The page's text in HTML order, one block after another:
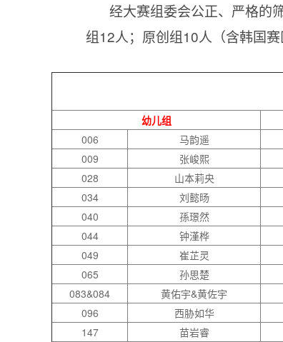
经大赛组委会公正、严格的
组12人；原创组10人（含韩国赛
幼儿组
006
马韵遥
009
张峻熙
028
山本莉央
034
刘懿旸
040
孫璟然
044
钟漌桦
049
崔芷灵
065
孙思楚
083&084
黄佑宇&黄佐宇
096
西胁如华
147
苗岩睿